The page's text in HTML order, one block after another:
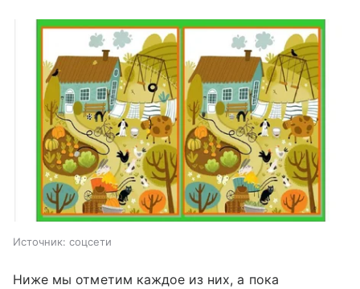
Источник: соцсети
Ниже мы отметим каждое из них, а пока